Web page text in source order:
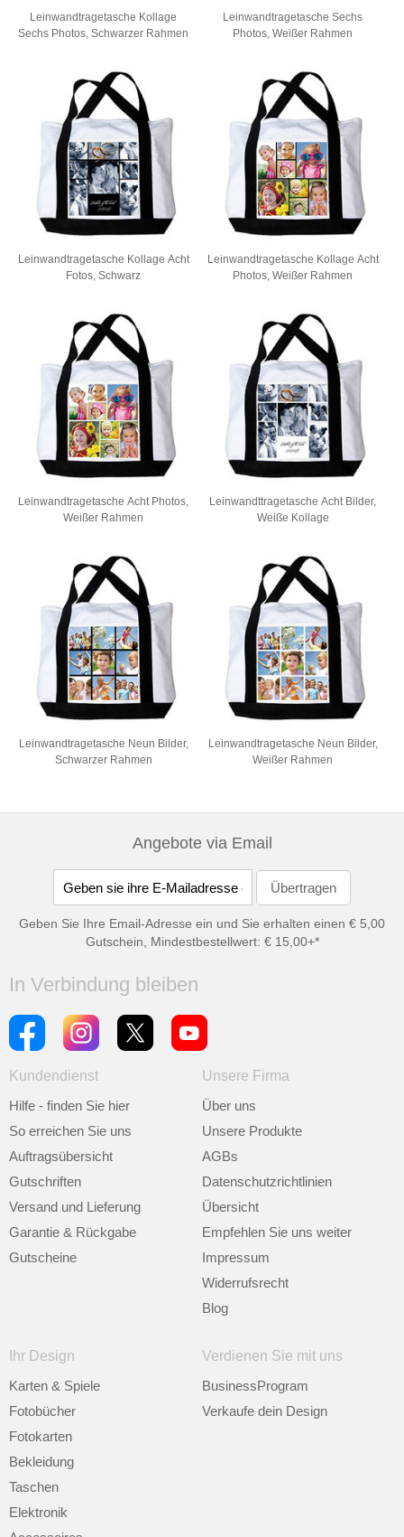
Leinwandtragetasche Kollage
Sechs Photos, Schwarzer Rahmen
Leinwandtragetasche Sechs
Photos, Weißer Rahmen
Leinwandtragetasche Kollage Acht
Fotos, Schwarz
Leinwandtragetasche Kollage Acht
Photos, Weißer Rahmen
Leinwandtragetasche Acht Photos,
Weißer Rahmen
Leinwandttragetasche Acht Bilder,
Weiße Kollage
Leinwandtragetasche Neun Bilder,
Schwarzer Rahmen
Leinwandtragetasche Neun Bilder,
Weißer Rahmen
Angebote via Email
Geben Sie Ihre Email-Adresse ein und Sie erhalten einen € 5,00
Gutschein, Mindestbestellwert: € 15,00+*
In Verbindung bleiben
Kundendienst
Hilfe - finden Sie hier
So erreichen Sie uns
Auftragsübersicht
Gutschriften
Versand und Lieferung
Garantie & Rückgabe
Gutscheine
Unsere Firma
Über uns
Unsere Produkte
AGBs
Datenschutzrichtlinien
Übersicht
Empfehlen Sie uns weiter
Impressum
Widerrufsrecht
Blog
Ihr Design
Karten & Spiele
Fotobücher
Fotokarten
Bekleidung
Taschen
Elektronik
Verdienen Sie mit uns
BusinessProgram
Verkaufe dein Design